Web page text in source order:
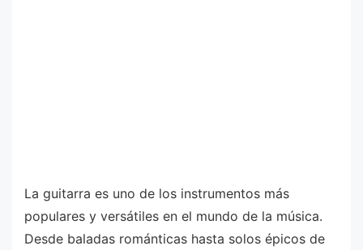
La guitarra es uno de los instrumentos más
populares y versátiles en el mundo de la música.
Desde baladas románticas hasta solos épicos de